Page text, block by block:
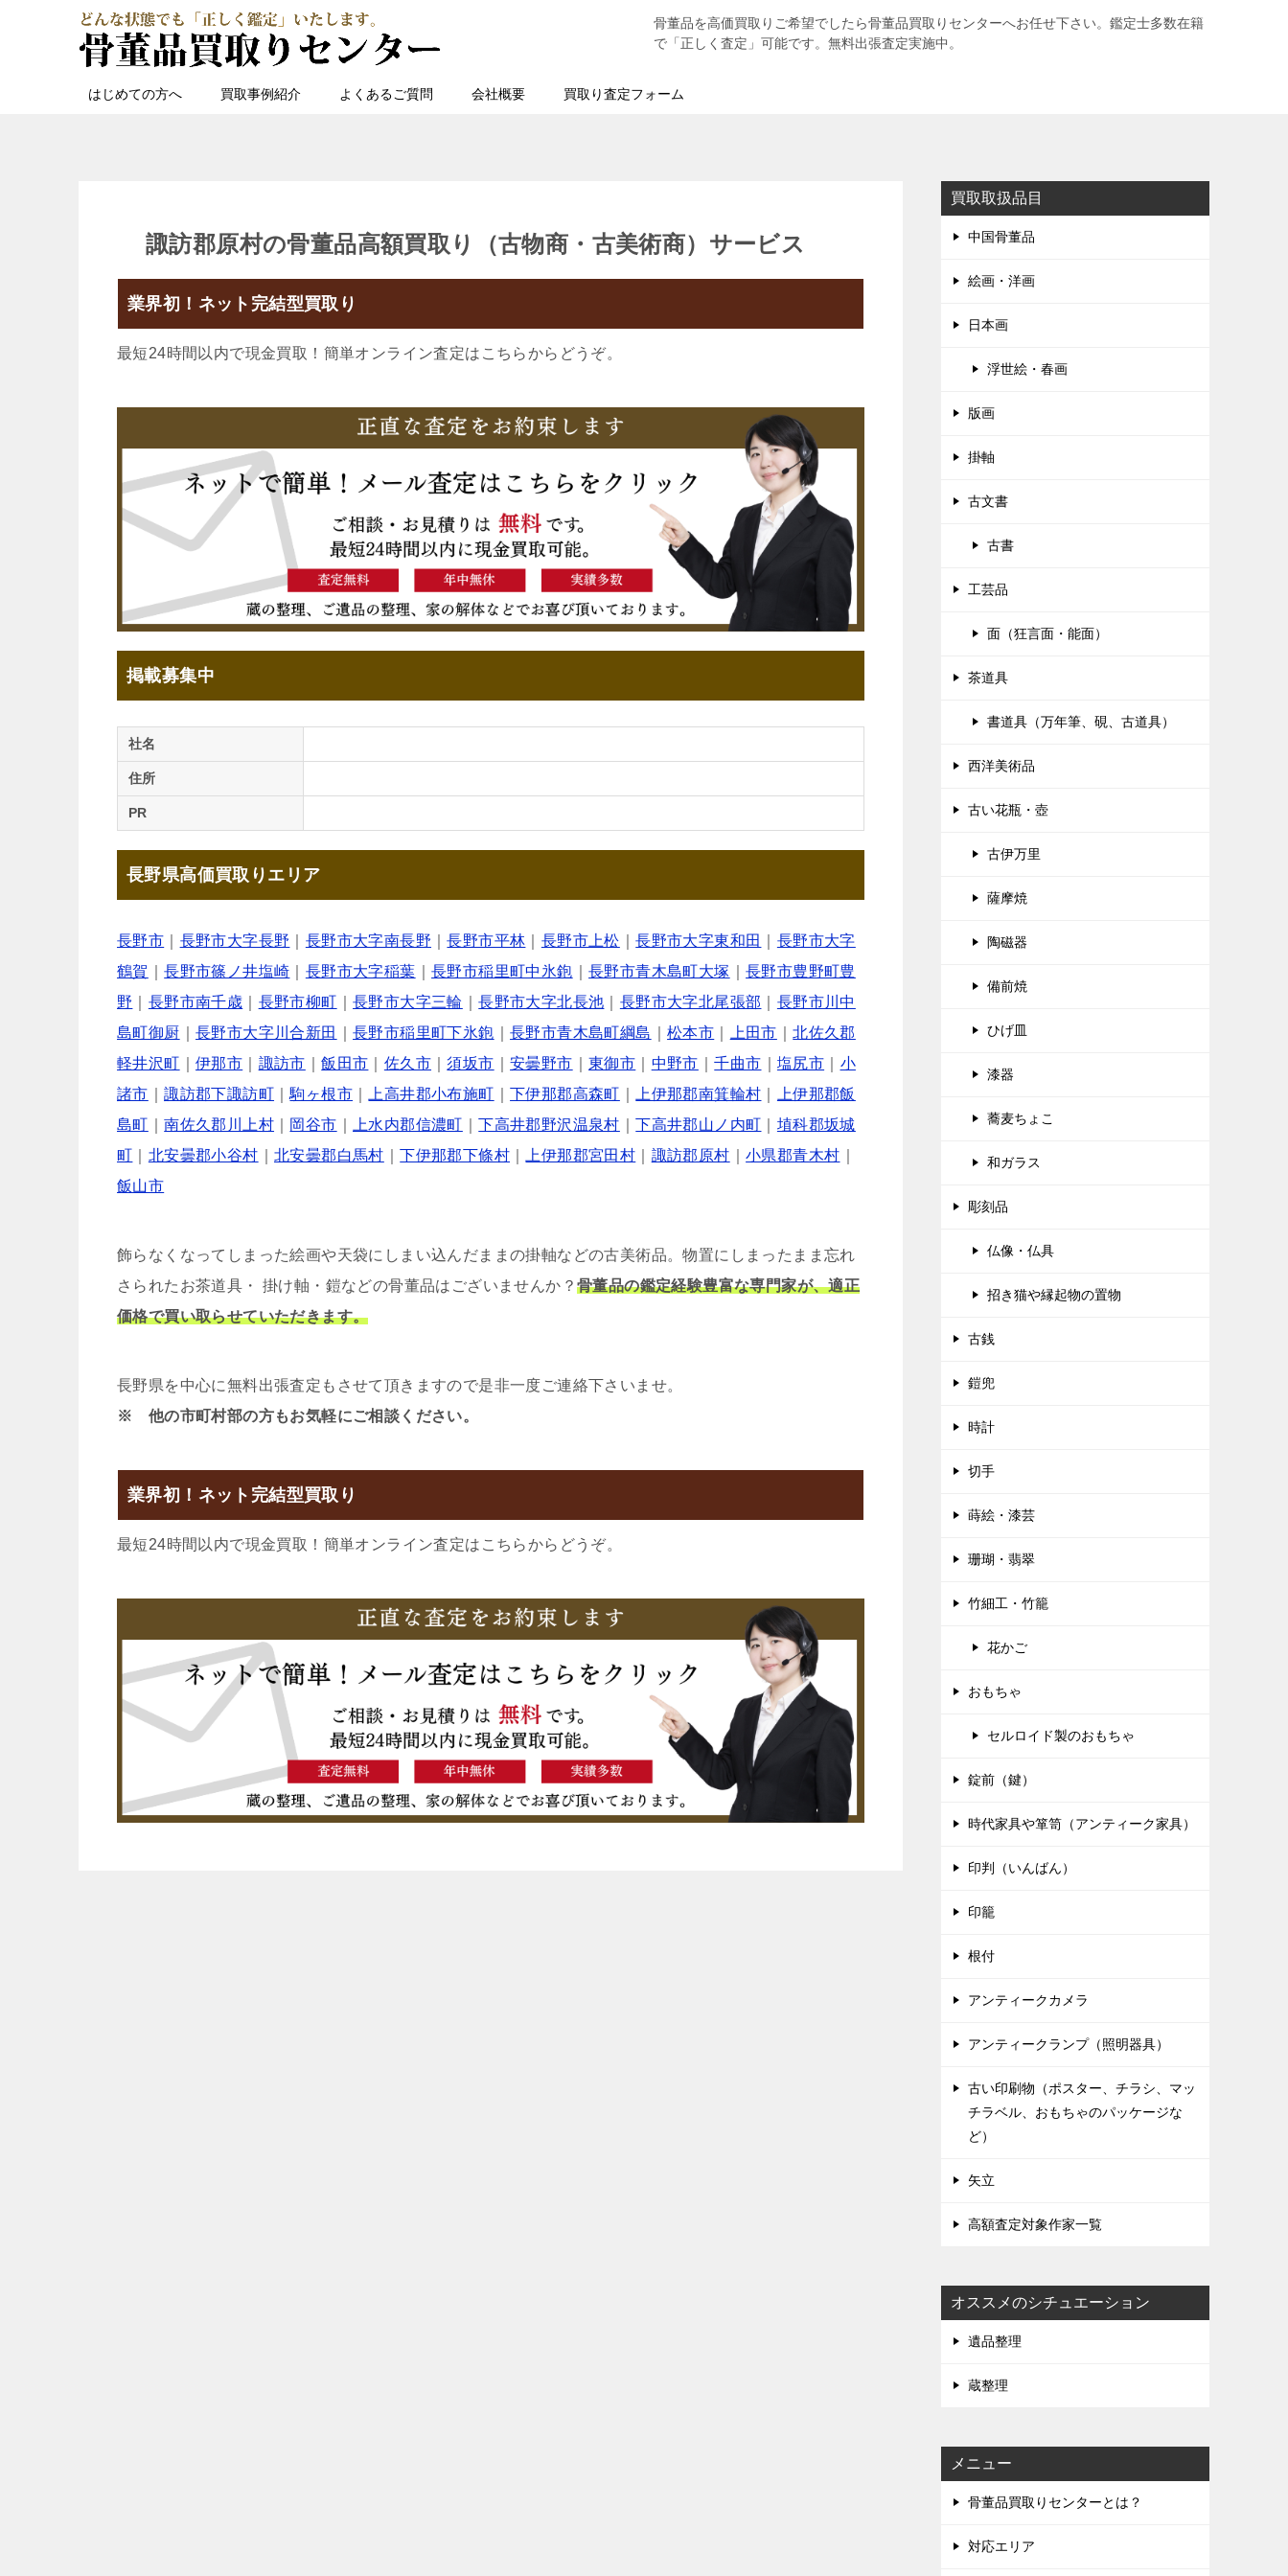
骨董品を高価買取りご希望でしたら骨董品買取りセンターへお任せ下さい。鑑定士多数在籍
で「正しく査定」可能です。無料出張査定実施中。
はじめての方へ 買取事例紹介 よくあるご質問 会社概要 買取り査定フォーム
諏訪郡原村の骨董品高額買取り（古物商・古美術商）サービス
業界初！ネット完結型買取り
最短24時間以内で現金買取！簡単オンライン査定はこちらからどうぞ。
掲載募集中
社名
住所
PR
長野県高価買取りエリア
長野市 長野市大字長野 長野市大字南長野 ｜長野市平林 長野市上松 ｜長野市大字東和田
長野市大字
鶴賀
｜長野市篠ノ井塩崎 長野市大字稲葉 ｜長野市稲里町中氷鉋 ｜長野市青木島町大塚 ｜長野市豊野町豊
野
長野市南千歳 長野市柳町 ｜長野市大字三輪 ｜長野市大字北長池 長野市大字北尾張部
長野市川中
島町御厨 ｜長野市大字川合新田 ｜長野市稲里町下氷鉋 ｜長野市青木島町綱島 ｜松本市 上田市 ｜北佐久郡
軽井沢町 ｜伊那市 諏訪市 ｜飯田市 佐久市 ｜須坂市 ｜安曇野市 ｜東御市 中野市 ｜千曲市 塩尻市
小
諸市 ｜諏訪郡下諏訪町 ｜駒ヶ根市 上高井郡小布施町 ｜下伊那郡高森町 上伊那郡南箕輪村
上伊那郡飯
島町 ｜南佐久郡川上村 岡谷市 上水内郡信濃町 ｜下高井郡野沢温泉村 ｜下高井郡山ノ内町
埴科郡坂城
町
北安曇郡小谷村 ｜北安曇郡白馬村 ｜下伊那郡下條村 上伊那郡宮田村 諏訪郡原村 ｜小県郡青木村
飯山市
飾らなくなってしまった絵画や天袋にしまい込んだままの掛軸などの古美術品。物置にしまったまま忘れ
さられたお茶道具・ 掛け軸・鎧などの骨董品はございませんか？ 骨董品の鑑定経験豊富な専門家が、適正
価格で買い取らせていただきます。
長野県を中心に無料出張査定もさせて頂きますので是非一度ご連絡下さいませ。
※ 他の市町村部の方もお気軽にご相談ください。
業界初！ネット完結型買取り
最短24時間以内で現金買取！簡単オンライン査定はこちらからどうぞ。
買取取扱品目
中国骨董品
絵画・洋画
日本画
浮世絵・春画
版画
掛軸
古文書
古書
工芸品
面（狂言面・能面）
茶道具
書道具（万年筆、硯、古道具）
西洋美術品
古い花瓶・壺
古伊万里
薩摩焼
陶磁器
備前焼
ひげ皿
漆器
蕎麦ちょこ
和ガラス
彫刻品
仏像・仏具
招き猫や縁起物の置物
古銭
鎧兜
時計
切手
蒔絵・漆芸
珊瑚・翡翠
竹細工・竹籠
花かご
おもちゃ
セルロイド製のおもちゃ
錠前（鍵）
時代家具や箪笥（アンティーク家具）
印判（いんばん）
印籠
根付
アンティークカメラ
アンティークランプ（照明器具）
古い印刷物（ポスター、チラシ、マッ
チラベル、おもちゃのパッケージな
ど）
矢立
高額査定対象作家一覧
オススメのシチュエーション
遺品整理
蔵整理
メニュー
骨董品買取りセンターとは？
対応エリア